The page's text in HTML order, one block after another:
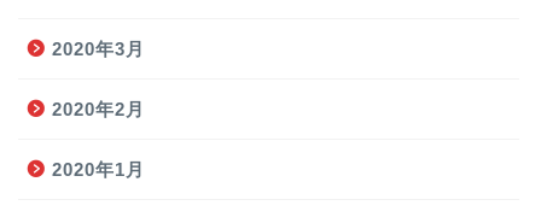
2020年3月
2020年2月
2020年1月